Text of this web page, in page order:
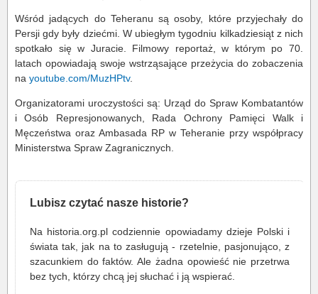
Wśród jadących do Teheranu są osoby, które przyjechały do
Persji gdy były dziećmi. W ubiegłym tygodniu kilkadziesiąt z nich
spotkało się w Juracie. Filmowy reportaż, w którym po 70.
latach opowiadają swoje wstrząsające przeżycia do zobaczenia
na youtube.com/MuzHPtv.
Organizatorami uroczystości są: Urząd do Spraw Kombatantów
i Osób Represjonowanych, Rada Ochrony Pamięci Walk i
Męczeństwa oraz Ambasada RP w Teheranie przy współpracy
Ministerstwa Spraw Zagranicznych.
Lubisz czytać nasze historie?
Na historia.org.pl codziennie opowiadamy dzieje Polski i
świata tak, jak na to zasługują - rzetelnie, pasjonująco, z
szacunkiem do faktów. Ale żadna opowieść nie przetrwa
bez tych, którzy chcą jej słuchać i ją wspierać.